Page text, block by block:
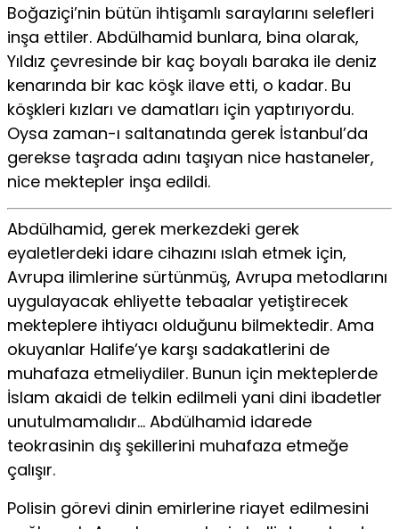
Boğaziçi’nin bütün ihtişamlı saraylarını selefleri
inşa ettiler. Abdülhamid bunlara, bina olarak,
Yıldız çevresinde bir kaç boyalı baraka ile deniz
kenarında bir kac köşk ilave etti, o kadar. Bu
köşkleri kızları ve damatları için yaptırıyordu.
Oysa zaman-ı saltanatında gerek İstanbul’da
gerekse taşrada adını taşıyan nice hastaneler,
nice mektepler inşa edildi.
Abdülhamid, gerek merkezdeki gerek
eyaletlerdeki idare cihazını ıslah etmek için,
Avrupa ilimlerine sürtünmüş, Avrupa metodlarını
uygulayacak ehliyette tebaalar yetiştirecek
mekteplere ihtiyacı olduğunu bilmektedir. Ama
okuyanlar Halife’ye karşı sadakatlerini de
muhafaza etmeliydiler. Bunun için mekteplerde
İslam akaidi de telkin edilmeli yani dini ibadetler
unutulmamalıdır… Abdülhamid idarede
teokrasinin dış şekillerini muhafaza etmeğe
çalışır.
Polisin görevi dinin emirlerine riayet edilmesini